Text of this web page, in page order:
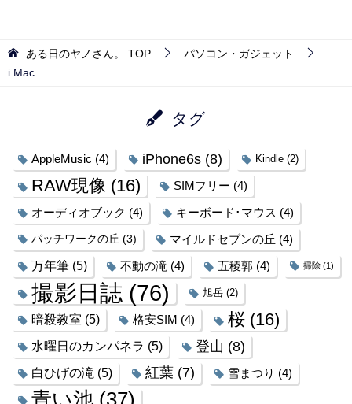
ある日のヤノさん。 TOP
パソコン・ガジェット
i Mac
タグ
AppleMusic (4) iPhone6s (8) Kindle (2)
RAW現像 (16) SIMフリー (4)
オーディオブック (4) キーボード･マウス (4)
パッチワークの丘 (3) マイルドセブンの丘 (4)
万年筆 (5) 不動の滝 (4) 五稜郭 (4) 掃除 (1)
撮影日誌 (76) 旭岳 (2)
暗殺教室 (5) 格安SIM (4) 桜 (16)
水曜日のカンパネラ (5) 登山 (8)
白ひげの滝 (5) 紅葉 (7) 雪まつり (4)
青い池 (37)